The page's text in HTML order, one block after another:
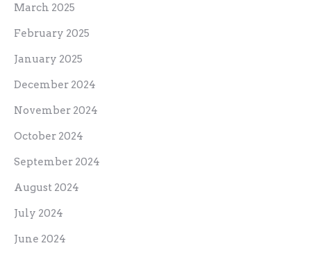
March 2025
February 2025
January 2025
December 2024
November 2024
October 2024
September 2024
August 2024
July 2024
June 2024